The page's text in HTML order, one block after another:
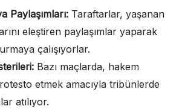
Paylaşımları: Taraftarlar, yaşanan
eleştiren paylaşımlar yaparak
çalışıyorlar.
Bazı maçlarda, hakem
etmek amacıyla tribünlerde
atılıyor.